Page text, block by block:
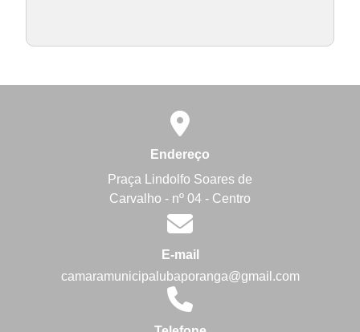
Endereço
Praça Lindolfo Soares de
Carvalho - nº 04 - Centro
E-mail
camaramunicipalubaporanga@gmail.com